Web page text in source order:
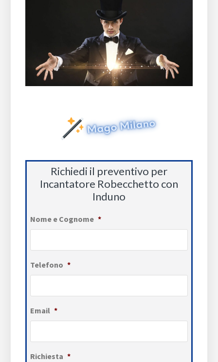
Richiedi il preventivo per
Incantatore Robecchetto con
Induno
Nome e Cognome *
Telefono *
Email *
Richiesta *